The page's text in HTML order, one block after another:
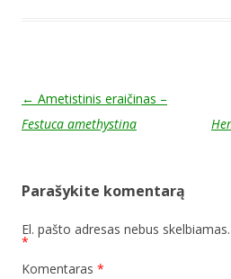
Post navigation
← Ametistinis eraičinas –
Festuca amethystina
Parašykite komentarą
El. pašto adresas nebus skelbiamas.
*
Komentaras *